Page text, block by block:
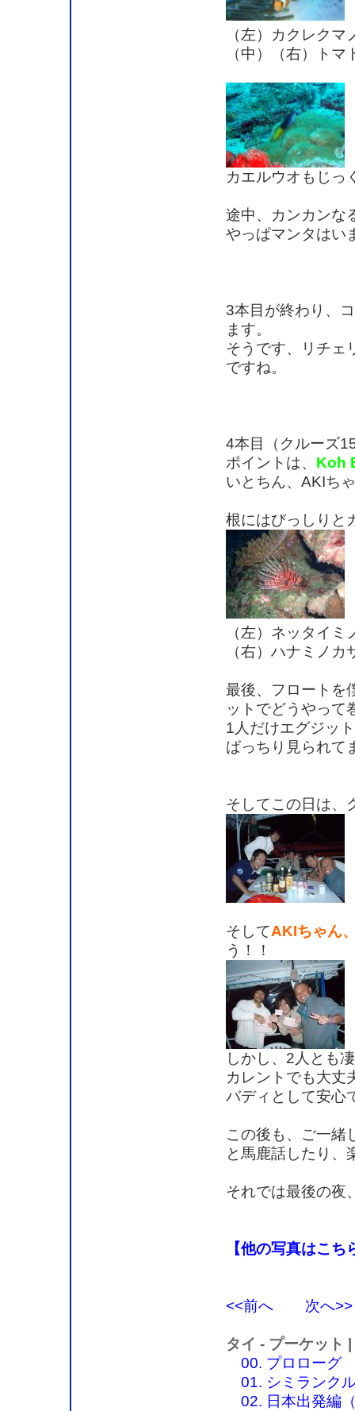
（左）カクレクマ
（中）（右）ト
カエルウオもじっ
途中、カンカンな
やっぱマンタはい
3本目が終わり、
ます。
そうです、リチェ
ですね。
4本目（クルーズ
ポイントは、 Koh
いとちん、AKIち
根にはびっしりと
（左）ネッタイミ
（右）ハナミノカ
最後、フロートを
ットでどうやって
1人だけエグジッ
ばっちり見られて
そしてこの日は、
そしてAKIちゃん
う！！
しかし、2人とも
カレントでも大丈
バディとして安心
この後も、ご一緒
と馬鹿話したり、
それでは最後の夜
【他の写真はこち
<<前へ 次へ>>
タイ - プーケット
00. プロローグ
01. シミランク
02. 日本出発編